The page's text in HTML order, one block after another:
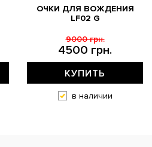
ОЧКИ ДЛЯ ВОЖДЕНИЯ
LF02 G
4500 грн.
9000 грн.
КУПИТЬ
в наличии